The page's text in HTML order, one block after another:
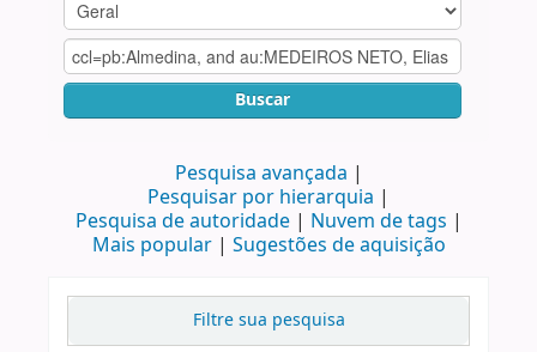
Buscar
Pesquisa avançada
Pesquisar por hierarquia
Pesquisa de autoridade
Nuvem de tags
Mais popular
Sugestões de aquisição
Filtre sua pesquisa